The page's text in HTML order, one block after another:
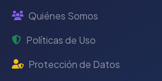
Quiénes Somos
Políticas de Uso
Protección de Datos